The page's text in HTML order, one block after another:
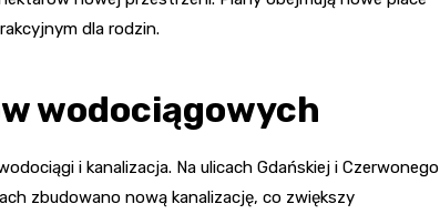
dla rodzin.
wodociągowych
i kanalizacja. Na ulicach Gdańskiej i Czerwonego
zbudowano nową kanalizację, co zwiększy